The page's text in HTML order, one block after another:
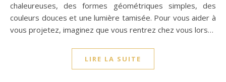
chaleureuses, des formes géométriques simples, des
couleurs douces et une lumière tamisée. Pour vous aider à
vous projetez, imaginez que vous rentrez chez vous lors…
LIRE LA SUITE